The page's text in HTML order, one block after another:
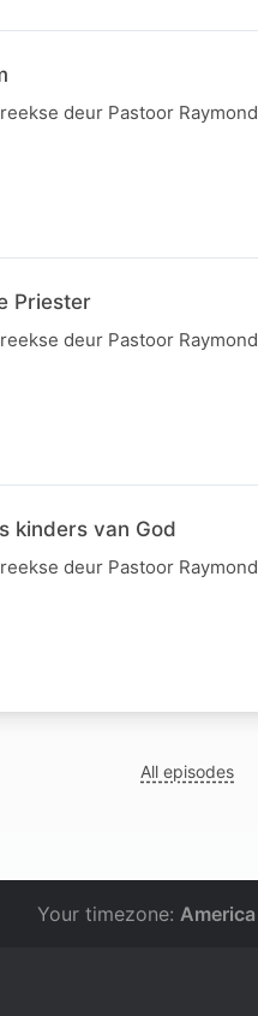
deur Pastoor
Priester
deur Pastoor
kinders van God
deur Pastoor
All episodes
Your timezone: